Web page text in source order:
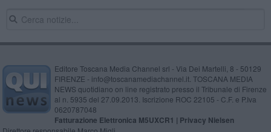
Editore Toscana Media Channel srl - Via Dei Martelli, 8 - 50129
FIRENZE - info@toscanamediachannel.it. TOSCANA MEDIA
NEWS quotidiano on line registrato presso il Tribunale di Firenze
al n. 5935 del 27.09.2013. Iscrizione ROC 22105 - C.F. e P.Iva
0620787048
Fatturazione Elettronica M5UXCR1 | Privacy Nielsen